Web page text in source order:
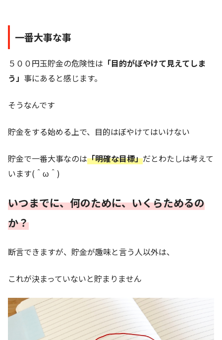
一番大事な事
５００円玉貯金の危険性は 「目的がぼやけて見えてしま
う」 事にあると感じます。
そうなんです
貯金をする始める上で、目的はぼやけてはいけない
貯金で一番大事なのは「明確な目標」だとわたしは考えて
います(＾ω＾)
いつまでに、何のために、いくらためるの
か？
断言できますが、貯金が趣味と言う人以外は、
これが決まっていないと貯まりません